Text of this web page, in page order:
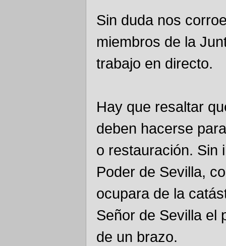
Sin duda nos
miembros de la
trabajo en directo.
Hay que resaltar
deben hacerse
o restauración. Sin
Poder de Sevilla,
ocupara de la
Señor de Sevilla el
de un brazo.